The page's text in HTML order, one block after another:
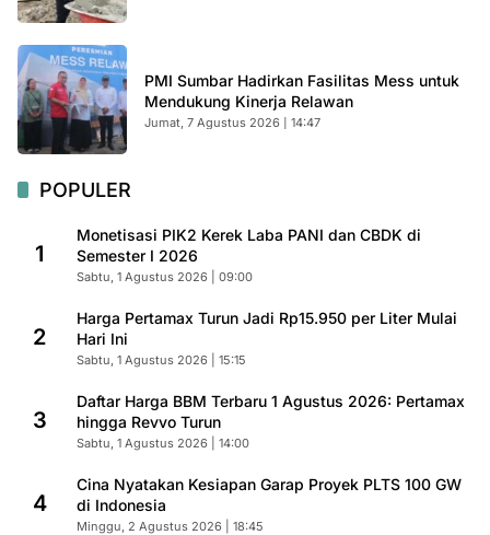
PMI Sumbar Hadirkan Fasilitas Mess untuk
Mendukung Kinerja Relawan
Jumat, 7 Agustus 2026 | 14:47
POPULER
1
Monetisasi PIK2 Kerek Laba PANI dan CBDK di
Semester I 2026
Sabtu, 1 Agustus 2026 | 09:00
2
Harga Pertamax Turun Jadi Rp15.950 per Liter Mulai
Hari Ini
Sabtu, 1 Agustus 2026 | 15:15
3
Daftar Harga BBM Terbaru 1 Agustus 2026: Pertamax
hingga Revvo Turun
Sabtu, 1 Agustus 2026 | 14:00
4
Cina Nyatakan Kesiapan Garap Proyek PLTS 100 GW
di Indonesia
Minggu, 2 Agustus 2026 | 18:45